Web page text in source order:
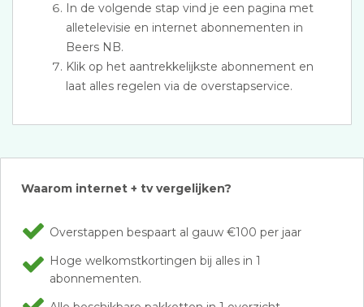
In de volgende stap vind je een pagina met
alletelevisie en internet abonnementen in
Beers NB.
Klik op het aantrekkelijkste abonnement en
laat alles regelen via de overstapservice.
Waarom internet + tv vergelijken?
Overstappen bespaart al gauw €100 per jaar
Hoge welkomstkortingen bij alles in 1
abonnementen.